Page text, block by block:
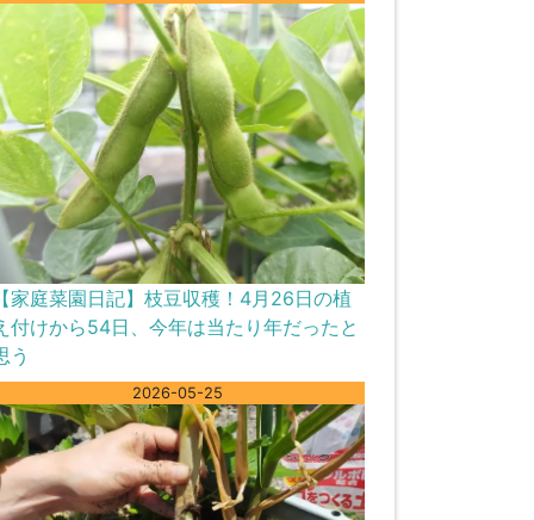
家庭菜園日記】枝豆収穫！4月26日の植
付けから54日、今年は当たり年だったと
う
2026-05-25